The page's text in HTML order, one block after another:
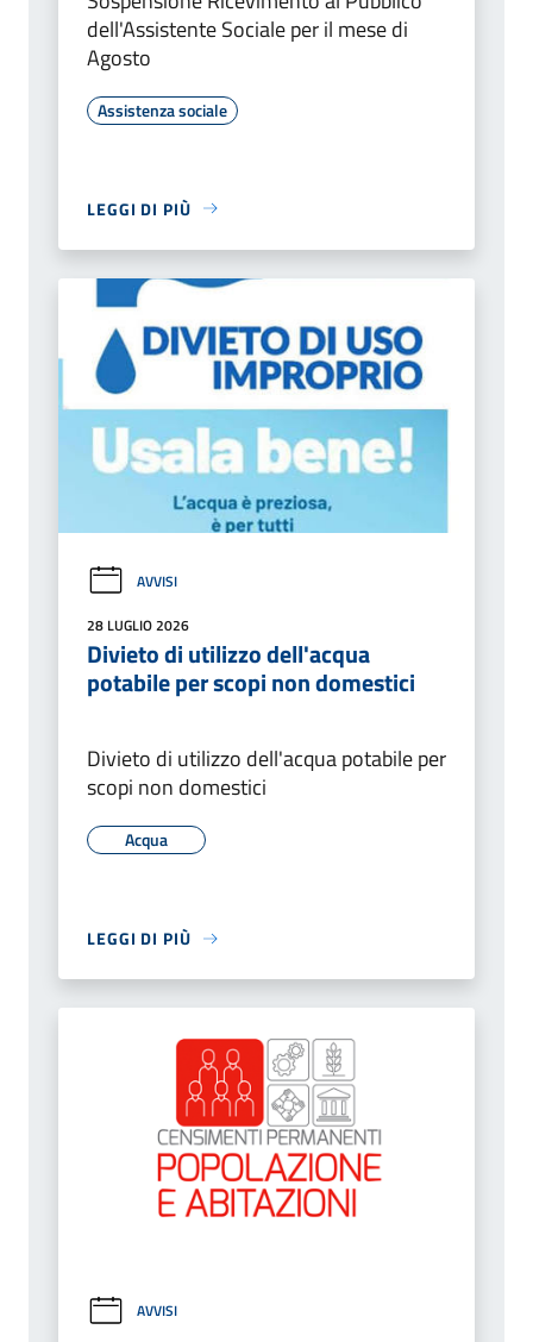
dell'Assistente Sociale per il mese di
Agosto
Assistenza sociale
LEGGI DI PIÙ
AVVISI
28 LUGLIO 2026
Divieto di utilizzo dell'acqua
potabile per scopi non domestici
Divieto di utilizzo dell'acqua potabile per
scopi non domestici
Acqua
LEGGI DI PIÙ
AVVISI